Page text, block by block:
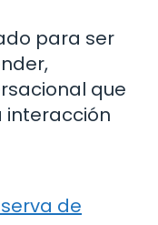
para ser
que
interacción
de